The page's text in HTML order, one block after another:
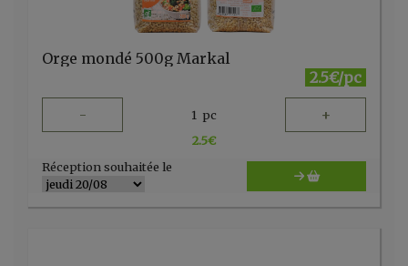
Orge mondé 500g Markal
2.5€/pc
- 1 pc +
2.5€
Réception souhaitée le